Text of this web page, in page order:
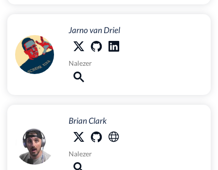
Jarno van Driel
Nalezer
Brian Clark
Nalezer